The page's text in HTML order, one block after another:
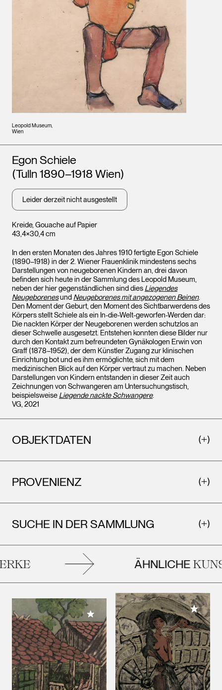
Leopold Museum,
Wien
Kreide, Gouache auf Papier
43,4×30,4 cm
Künstler*innen
Egon Schiele
(Tulln 1890–1918 Wien)
Leider derzeit nicht ausgestellt
In den ersten Monaten des Jahres 1910 fertigte Egon Schiele
(1890–1918) in der 2. Wiener Frauenklinik mindestens sechs
Darstellungen von neugeborenen Kindern an, drei davon
befinden sich heute in der Sammlung des Leopold Museum,
neben der hier gegenständlichen sind dies Liegendes
Neugeborenesund Neugeborenes mit angezogenen Beinen.
Den Moment der Geburt, den Moment des Sichtbarwerdens des
Körpers stellt Schiele als ein In-die-Welt-geworfen-Werden dar:
Die nackten Körper der Neugeborenen werden schutzlos an
dieser Schwelle ausgesetzt. Entstehen konnten diese Bilder nur
durch den Kontakt zum befreundeten Gynäkologen Erwin von
Graff (1878–1952), der dem Künstler Zugang zur klinischen
Einrichtung bot und es ihm ermöglichte, sich mit dem
medizinischen Blick auf den Körper vertraut zu machen. Neben
Darstellungen von Kindern entstanden in dieser Zeit auch
Zeichnungen von Schwangeren am Untersuchungstisch,
beispielsweise Liegende nackte Schwangere.
VG, 2021
OBJEKTDATEN
PROVENIENZ
SUCHE IN DER SAMMLUNG
ÄHNLICHE
Meiner Sammlung hinzufügen
Meiner